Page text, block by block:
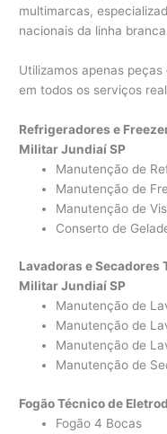
multimarcas,
nacionais da linha
Utilizamos apenas
em todos os serviços
Refrigeradores e
Militar Jundiaí SP
Manutenção de
Manutenção de
Manutenção de
Conserto de
Lavadoras e Secadores
Militar Jundiaí SP
Manutenção de
Manutenção de
Manutenção de
Manutenção de
Fogão Técnico de
Fogão 4 Bocas